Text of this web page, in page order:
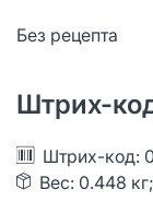
Без рецепта
Штрих-
Штрих-код:
Вес: 0.448 кг;